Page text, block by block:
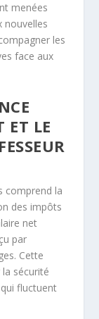
menées
nouvelles
les
face aux
ET LE
comprend la
des impôts
net
par
Cette
sécurité
fluctuent